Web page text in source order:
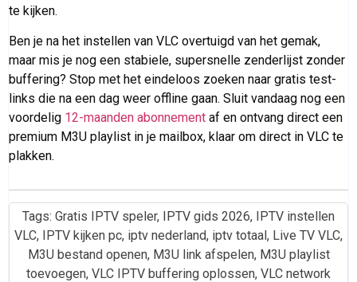
te kijken.
Ben je na het instellen van VLC overtuigd van het gemak,
maar mis je nog een stabiele, supersnelle zenderlijst zonder
buffering? Stop met het eindeloos zoeken naar gratis test-
links die na een dag weer offline gaan. Sluit vandaag nog een
voordelig 12-maanden abonnement af en ontvang direct een
premium M3U playlist in je mailbox, klaar om direct in VLC te
plakken.
Tags: Gratis IPTV speler, IPTV gids 2026, IPTV instellen
VLC, IPTV kijken pc, iptv nederland, iptv totaal, Live TV VLC,
M3U bestand openen, M3U link afspelen, M3U playlist
toevoegen, VLC IPTV buffering oplossen, VLC network